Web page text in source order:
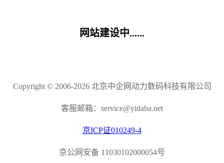
网站建设中......
Copyright © 2006-2026 北京中企网动力数码科技有限公司
客服邮箱：service@yidaba.net
京ICP证010249-4
京公网安备 11030102000054号